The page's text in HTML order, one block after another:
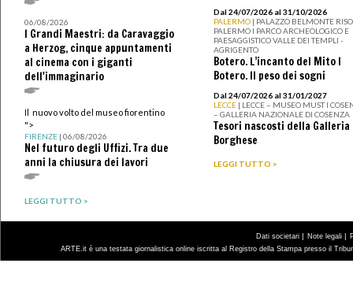
06/08/2026
I Grandi Maestri: da Caravaggio
a Herzog, cinque appuntamenti
al cinema con i giganti
dell'immaginario
Il nuovo volto del museo fiorentino
">
FIRENZE | 06/08/2026
Nel futuro degli Uffizi. Tra due
anni la chiusura dei lavori
LEGGI TUTTO >
Dal 24/07/2026 al 31/10/2026
PALERMO | PALAZZO BELMONTE
PALERMO I PARCO ARCHEOLOGICO E
PAESAGGISTICO VALLE DEI TEMPLI -
AGRIGENTO
Botero. L’incanto del Mito I
Botero. Il peso dei sogni
Dal 24/07/2026 al 31/01/2027
LECCE | LECCE – MUSEO MUST I
– GALLERIA NAZIONALE DI COSENZA
Tesori nascosti della Galleria
Borghese
LEGGI TUTTO >
Dati societari | Note legali |
ARTE.it è una testata giornalistica online iscritta al Registro della Stampa presso il